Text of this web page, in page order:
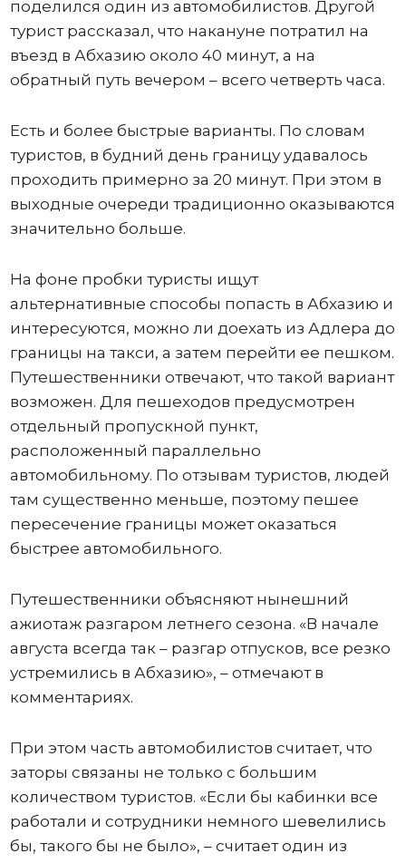
поделился один из автомобилистов. Другой
турист рассказал, что накануне потратил на
въезд в Абхазию около 40 минут, а на
обратный путь вечером – всего четверть часа.
Есть и более быстрые варианты. По словам
туристов, в будний день границу удавалось
проходить примерно за 20 минут. При этом в
выходные очереди традиционно оказываются
значительно больше.
На фоне пробки туристы ищут
альтернативные способы попасть в Абхазию и
интересуются, можно ли доехать из Адлера до
границы на такси, а затем перейти ее пешком.
Путешественники отвечают, что такой вариант
возможен. Для пешеходов предусмотрен
отдельный пропускной пункт,
расположенный параллельно
автомобильному. По отзывам туристов, людей
там существенно меньше, поэтому пешее
пересечение границы может оказаться
быстрее автомобильного.
Путешественники объясняют нынешний
ажиотаж разгаром летнего сезона. «В начале
августа всегда так – разгар отпусков, все резко
устремились в Абхазию», – отмечают в
комментариях.
При этом часть автомобилистов считает, что
заторы связаны не только с большим
количеством туристов. «Если бы кабинки все
работали и сотрудники немного шевелились
бы, такого бы не было», – считает один из